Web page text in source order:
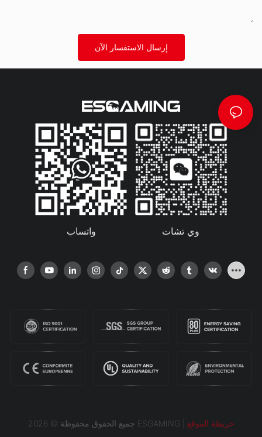
إرسال الاستفسار الآن
واتساب وي تشات
جميع الحقوق محفوظة © 2026 ESGAMING | خريطة الموقع